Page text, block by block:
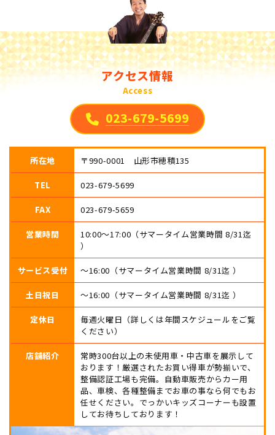
アクセス情報
Access
023-679-5699
所在地 〒990-0001 山形市穂積135
TEL 023-679-5699
FAX 023-679-5659
営業時間
10:00〜17:00（サマータイム営業時間 8/31迄
）
サービス受付 〜16:00（サマータイム営業時間 8/31迄 ）
土日祝日 〜16:00（サマータイム営業時間 8/31迄 ）
定休日
毎週火曜日（詳しくは年間スケジュールをご覧
ください）
店舗紹介
常時300台以上の未使用車・中古車を展示して
おります！厳選されたお買い得車が勢揃いで、
整備認証工場も完備。自動車販売からカー用
品、車検、各種整備までお車の事なら何でもお
任せください。でっかいキッズコーナーも設置
してお待ちしております！